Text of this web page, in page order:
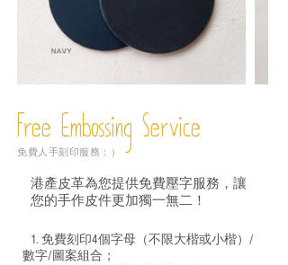
Free Embossing Service
免費人手刻印服務：）
港產皮革為您提供免費壓字服務，讓
您的手作皮件更加獨一無二！
1. 免費刻印4個字母（不限大楷或小楷）/
數字/圖案組合；